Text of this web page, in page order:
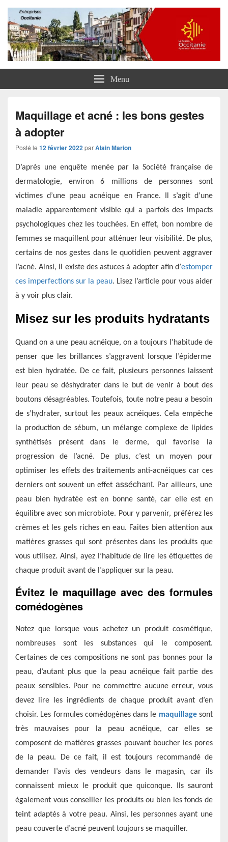
Entreprises Occitanie
Menu
Maquillage et acné : les bons gestes
à adopter
Posté le 12 février 2022 parAlain Marion
D’après une enquête menée par la Société française de
dermatologie, environ 6 millions de personnes sont
victimes d’une peau acnéique en France. Il s’agit d’une
maladie apparentement visible qui a parfois des impacts
psychologiques chez les touchées. En effet, bon nombre de
femmes se maquillent pour atténuer leur visibilité. De plus,
certains de nos gestes dans le quotidien peuvent aggraver
l’acné. Ainsi, il existe des astuces à adopter afin d’estomper
ces imperfections sur la peau. Lisez l’article pour vous aider
à y voir plus clair.
Misez sur les produits hydratants
Quand on a une peau acnéique, on a toujours
l’habitude de
penser que les brillances s’aggravent lorsque
l’épiderme
est bien hydratée. De ce fait, plusieurs personnes laissent
leur peau se déshydrater dans le but de venir à bout des
boutons désagréables. Toutefois, toute notre peau a besoin
de s’hydrater, surtout les peaux acnéiques. Cela empêche
la production de sébum, un mélange complexe de
lipides
synthétisés présentdans le derme, qui favorise la
progression de l’acné. De plus, c’est un moyen pour
optimiser les effets des traitements anti-acnéiques car ces
derniers ont souvent un effet asséchant. Par ailleurs, une
peau bien hydratée est en bonne santé, car elle est en
équilibre avec son microbiote. Pour y parvenir, préférez les
crèmes et les gels riches en eau. Faites bien attention aux
matières grasses qui sont présentes dans les produits que
vous utilisez. Ainsi, ayez l’habitude de lire les étiquettes de
chaque produit avant de l’appliquer sur la peau.
Évitez le maquillage avec des formules
comédogènes
Notez que lorsque vous achetez un produit cosmétique,
nombreuses sont les substances qui le composent.
Certaines de ces compositions ne sont pas bonnes pour la
peau, d’autant plus que la peau acnéique fait partie des
peaux sensibles. Pour ne commettre aucuneerreur, vous
devez lire les ingrédients de chaque produit avant d’en
choisir. Les formules comédogènes dans le maquillagesont
très mauvaises pour la peau acnéique, car elles se
composent de matières grasses pouvant boucher les pores
de la peau. De ce fait, i l est toujours recommandé de
demander l’avis des vendeurs dans le magasin, car ils
connaissent mieux le produit que quiconque. Ils sauront
également vous conseiller les produits ou bien les fonds de
teint adaptés à votre peau. Ainsi, les personnes ayant une
peau couverte d’acné peuvent toujours se maquiller.